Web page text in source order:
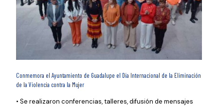
Conmemora el Ayuntamiento de Guadalupe el Día Internacional de la Eliminación
de la Violencia contra la Mujer
• Se realizaron conferencias, talleres, difusión de mensajes